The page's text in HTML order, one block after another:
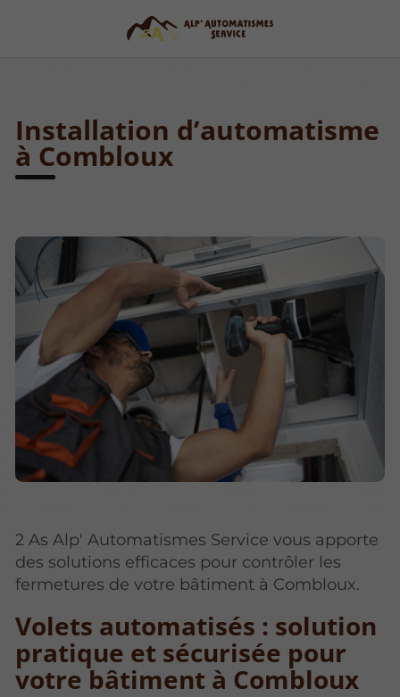
Installation d’automatisme
à Combloux
2 As Alp' Automatismes Service vous apporte
des solutions efficaces pour contrôler les
fermetures de votre bâtiment à Combloux.
Volets automatisés : solution
pratique et sécurisée pour
votre bâtiment à Combloux